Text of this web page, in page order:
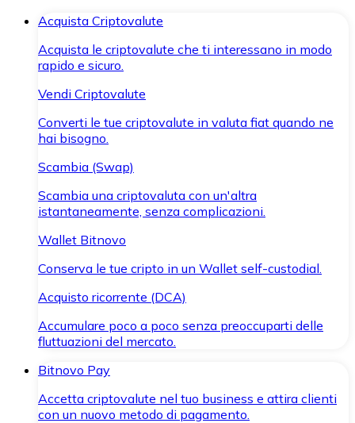
Acquista Criptovalute
Acquista le criptovalute che ti interessano in modo
rapido e sicuro.
Vendi Criptovalute
Converti le tue criptovalute in valuta fiat quando ne
hai bisogno.
Scambia (Swap)
Scambia una criptovaluta con un'altra
istantaneamente, senza complicazioni.
Wallet Bitnovo
Conserva le tue cripto in un Wallet self-custodial.
Acquisto ricorrente (DCA)
Accumulare poco a poco senza preoccuparti delle
fluttuazioni del mercato.
Bitnovo Pay
Accetta criptovalute nel tuo business e attira clienti
con un nuovo metodo di pagamento.